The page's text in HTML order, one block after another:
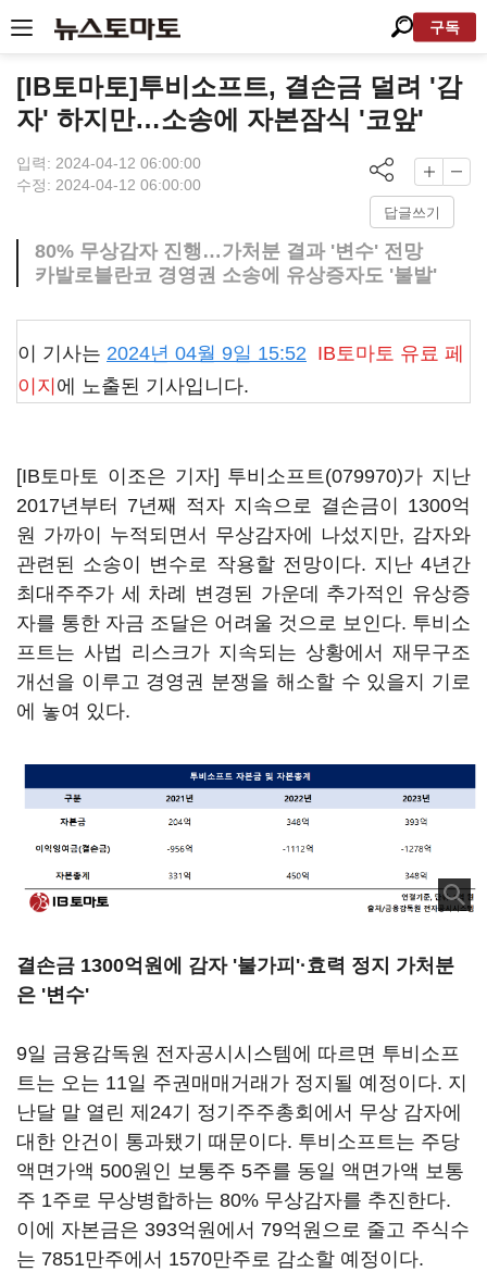
구독
[IB토마토]투비소프트, 결손금 덜려 '감
자' 하지만…소송에 자본잠식 '코앞'
입력: 2024-04-12 06:00:00
수정: 2024-04-12 06:00:00
답글쓰기
80% 무상감자 진행…가처분 결과 '변수' 전망
카발로블란코 경영권 소송에 유상증자도 '불발'
이 기사는 2024년 04월 9일 15:52 IB토마토 유료 페
이지 에 노출된 기사입니다.
[IB토마토 이조은 기자] 투비소프트(079970)가 지난
2017년부터 7년째 적자 지속으로 결손금이 1300억
원 가까이 누적되면서 무상감자에 나섰지만, 감자와
관련된 소송이 변수로 작용할 전망이다. 지난 4년간
최대주주가 세 차례 변경된 가운데 추가적인 유상증
자를 통한 자금 조달은 어려울 것으로 보인다. 투비소
프트는 사법 리스크가 지속되는 상황에서 재무구조
개선을 이루고 경영권 분쟁을 해소할 수 있을지 기로
에 놓여 있다.
결손금 1300억원에 감자 '불가피'·효력 정지 가처분
은 '변수'
9일 금융감독원 전자공시시스템에 따르면 투비소프
트는 오는 11일 주권매매거래가 정지될 예정이다. 지
난달 말 열린 제24기 정기주주총회에서 무상 감자에
대한 안건이 통과됐기 때문이다. 투비소프트는 주당
액면가액 500원인 보통주 5주를 동일 액면가액 보통
주 1주로 무상병합하는 80% 무상감자를 추진한다.
이에 자본금은 393억원에서 79억원으로 줄고 주식수
는 7851만주에서 1570만주로 감소할 예정이다.